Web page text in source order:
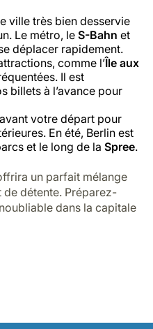
ville très bien desservie
Le métro, le S-Bahn et
déplacer rapidement.
comme l’Île aux
Il est
billets à l’avance pour
votre départ pour
En été, Berlin est
et le long de la Spree.
un parfait mélange
de détente. Préparez-
dans la capitale